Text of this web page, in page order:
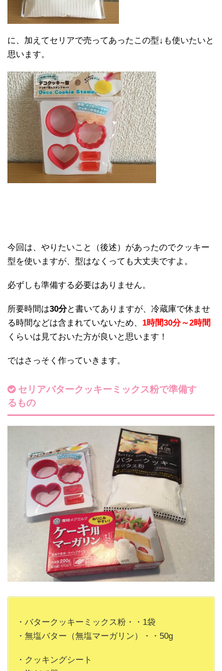
に、加えてセリアで売ってあったこの型↓も使いたいと
思います。
今回は、やりたいこと（後述）があったのでクッキー
型を使いますが、型はなくっても大丈夫ですよ。
必ずしも準備する必要はありません。
所要時間は30分と書いてありますが、冷蔵庫で休ませ
る時間などは含まれていないため、 1時間30分～2時間
くらいは見ておいた方が良いと思います！
ではさっそく作っていきます。
セリアバタークッキーミックス粉で準備す
るもの
・バタークッキーミックス粉・・1袋
・無塩バター（無塩マーガリン）・・50g
・クッキングシート